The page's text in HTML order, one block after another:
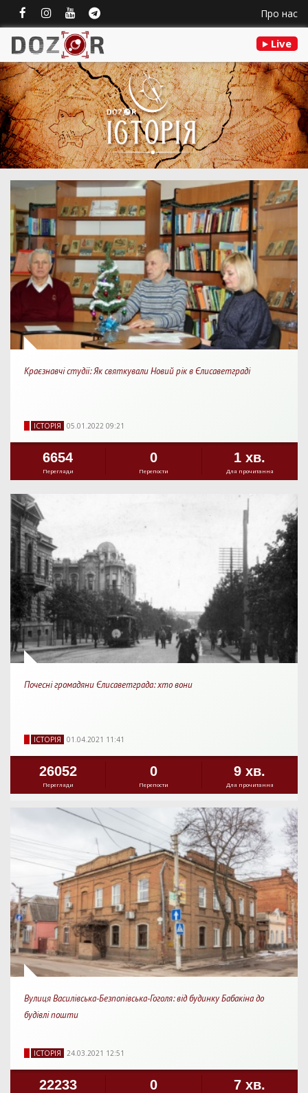
Про нас
Live
Краєзнавчі студії: Як святкували Новий рік в Єлисаветграді
IСТОРIЯ 05.01.2022 09:21
6654
Перегляди
0
Перепости
1 хв.
Для прочитання
Почесні громадяни Єлисаветграда: хто вони
IСТОРIЯ 01.04.2021 11:41
26052
Перегляди
0
Перепости
9 хв.
Для прочитання
Вулиця Василівська-Безпопівська-Гоголя: від будинку Бабакіна до
будівлі пошти
IСТОРIЯ 24.03.2021 12:51
22233 0 7 хв.